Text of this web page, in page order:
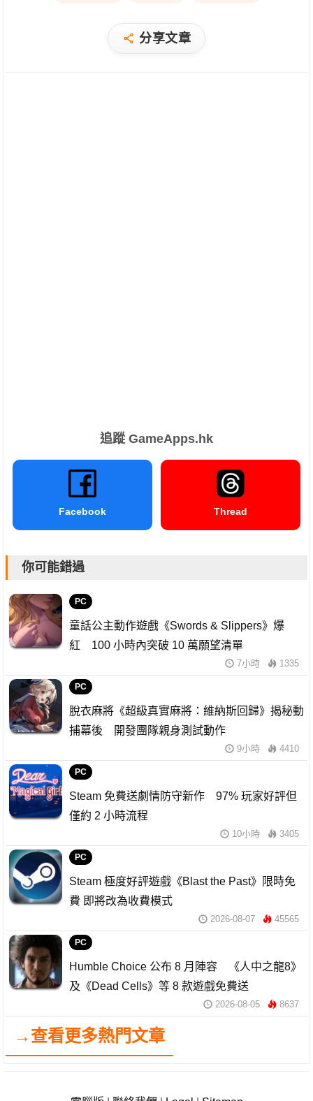
分享文章
追蹤 GameApps.hk
Facebook Thread
你可能錯過
PC
童話公主動作遊戲《Swords & Slippers》爆
紅 100 小時內突破 10 萬願望清單
7小時 1335
PC
脫衣麻將《超級真實麻將：維納斯回歸》揭秘動
捕幕後 開發團隊親身測試動作
9小時 4410
PC
Steam 免費送劇情防守新作 97% 玩家好評但
僅約 2 小時流程
10小時 3405
PC
Steam 極度好評遊戲《Blast the Past》限時免
費 即將改為收費模式
2026-08-07 45565
PC
Humble Choice 公布 8 月陣容 《人中之龍8》
及《Dead Cells》等 8 款遊戲免費送
2026-08-05 8637
→查看更多熱門文章